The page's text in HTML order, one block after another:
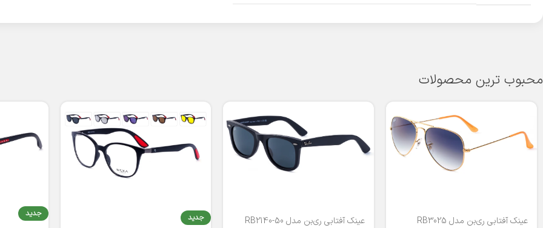
محبوب ترین محصولات
عینک آفتابی ری‌بن مدل RB3025 عینک آفتابی ری‌بن مدل RB2140-50 جدید جدید